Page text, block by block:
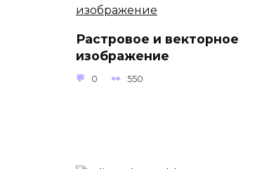
Растровое и векторное
изображение
0 550